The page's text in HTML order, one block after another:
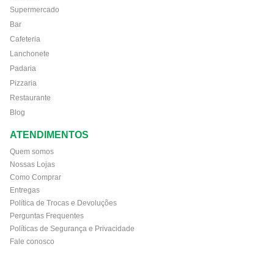
Supermercado
Bar
Cafeteria
Lanchonete
Padaria
Pizzaria
Restaurante
Blog
ATENDIMENTOS
Quem somos
Nossas Lojas
Como Comprar
Entregas
Política de Trocas e Devoluções
Perguntas Frequentes
Políticas de Segurança e Privacidade
Fale conosco